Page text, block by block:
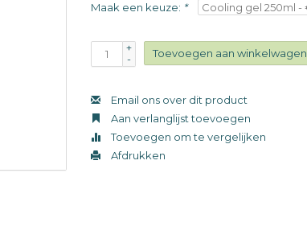
Maak een keuze: *
+
-
Toevoegen aan winkelwagen
Email ons over dit product
Aan verlanglijst toevoegen
Toevoegen om te vergelijken
Afdrukken